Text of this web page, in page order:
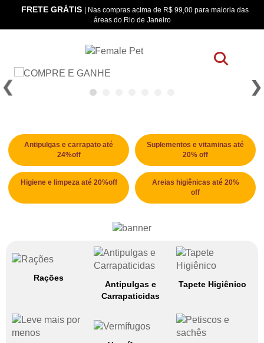
FRETE GRÁTIS | Nas compras acima de R$ 99,00 para maioria das
áreas do Rio de Janeiro
Antipulgas e carrapato até
24%off
Suplementos e vitaminas até
20% off
Higiene e limpeza até 20%off
Areias higiênicas até 20%
off
Rações
Antipulgas e
Carrapaticidas
Tapete Higiênico